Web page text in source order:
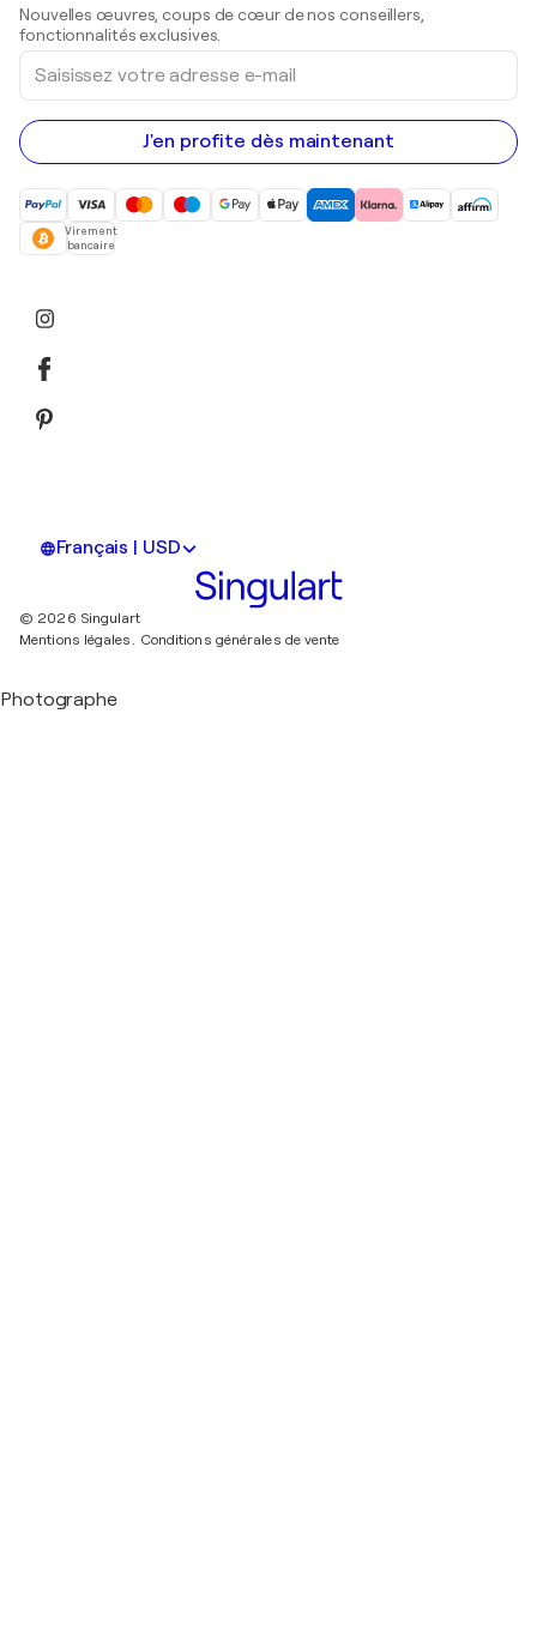
Peintures acryliques
Nouvelles œuvres, coups de cœur de nos conseillers,
fonctionnalités exclusives.
Saisissez
votre
adresse
e-
mail
J'en profite dès maintenant
Virement
bancaire
Français | USD
© 2026 Singulart
Mentions légales. Conditions générales de vente
Photographe